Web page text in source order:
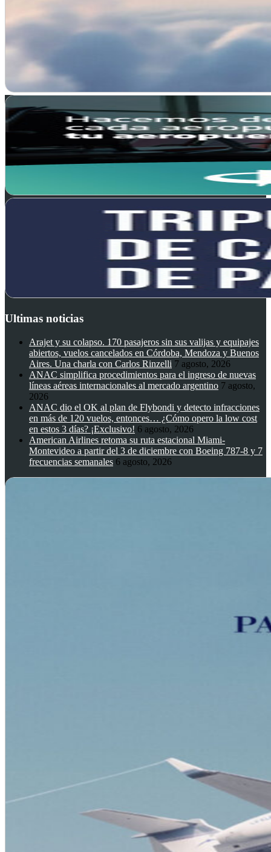
Ultimas noticias
Arajet y su colapso. 170 pasajeros sin sus valijas y equipajes
abiertos, vuelos cancelados en Córdoba, Mendoza y Buenos
Aires. Una charla con Carlos Rinzelli 7 agosto, 2026
ANAC simplifica procedimientos para el ingreso de nuevas
líneas aéreas internacionales al mercado argentino 7 agosto,
2026
ANAC dio el OK al plan de Flybondi y detecto infracciones
en más de 120 vuelos, entonces… ¿Cómo opero la low cost
en estos 3 días? ¡Exclusivo! 6 agosto, 2026
American Airlines retoma su ruta estacional Miami-
Montevideo a partir del 3 de diciembre con Boeing 787-8 y 7
frecuencias semanales 6 agosto, 2026